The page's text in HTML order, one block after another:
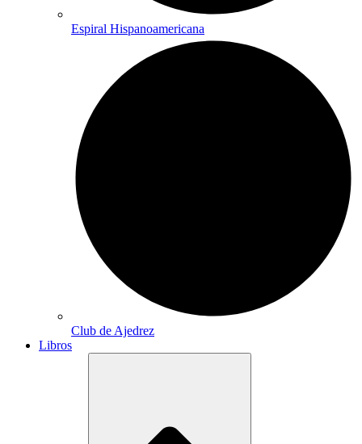
Espiral Hispanoamericana
Club de Ajedrez
Libros